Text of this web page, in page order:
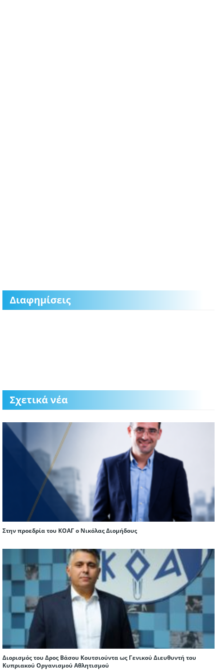
Διαφημίσεις
Σχετικά νέα
Στην προεδρία του ΚΟΑΓ ο Νικόλας Διομήδους
Διορισμός του Δρος Βάσου Κουτσιούντα ως Γενικού Διευθυντή του
Κυπριακού Οργανισμού Αθλητισμού